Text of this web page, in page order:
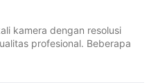
kamera dengan resolusi
profesional. Beberapa